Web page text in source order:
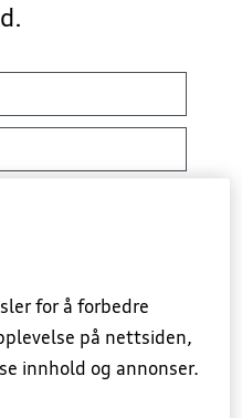
for å forbedre
på nettsiden,
innhold og annonser.